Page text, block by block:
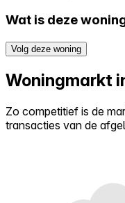
Wat is deze
Volg deze woning
Woningmarkt
Zo competitief is de
transacties van de